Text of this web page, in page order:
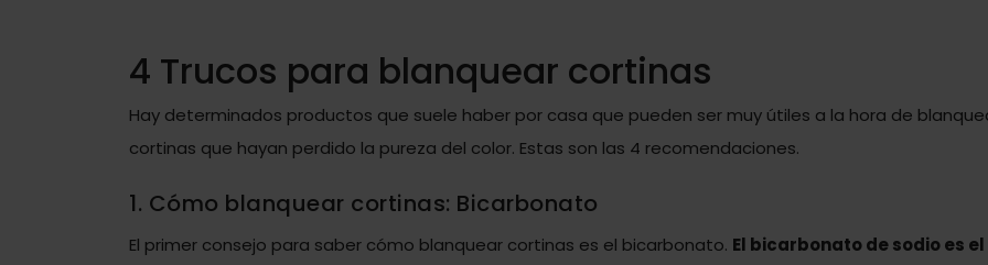
4 Trucos para blanquear cortinas
Hay determinados productos que suele haber por casa que pueden ser muy útiles a la hora de
cortinas que hayan perdido la pureza del color. Estas son las 4 recomendaciones.
1. Cómo blanquear cortinas: Bicarbonato
El primer consejo para saber cómo blanquear cortinas es el bicarbonato. El bicarbonato de sodio es el